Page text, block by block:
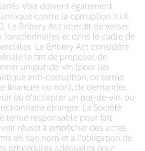
Visa doivent également
contre la corruption (U.K.
Le Bribery Act interdit de verser
fonctionnaires et dans le cadre de
Le Bribery Act considère
le fait de proposer, de
un pot-de-vin (pour les
anti-corruption, ce terme
financier ou non), de demander,
ou d’accepter un pot-de-vin, ou
étranger. La Société
tenue responsable pour fait
réussi à empêcher des actes
en son nom et a l’obligation de
procédures adéquates pour